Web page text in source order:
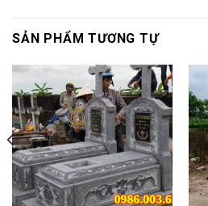
SẢN PHẨM TƯƠNG TỰ